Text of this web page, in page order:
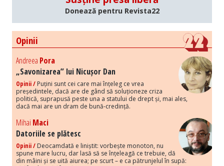
Donează pentru Revista22
Opinii
Andreea Pora
„Savonizarea” lui Nicușor Dan
Opinii / Puțini sunt cei care mai înțeleg ce vrea
președintele, dacă are de gând să soluționeze criza
politică, suprapusă peste una a statului de drept și, mai ales,
dacă mai are un dram de bună-credință.
Mihai Maci
Datoriile se plătesc
Opinii / Deocamdată e liniștit: vorbește monoton, nu
spune mare lucru, dar lasă să se înțeleagă ce trebuie, dă
din mâini și se uită aiurea; pe scurt – e ca pătrunjelul în supă: